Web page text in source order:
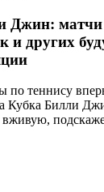
матчи
и других
по теннису
Кубка Билли
вживую,